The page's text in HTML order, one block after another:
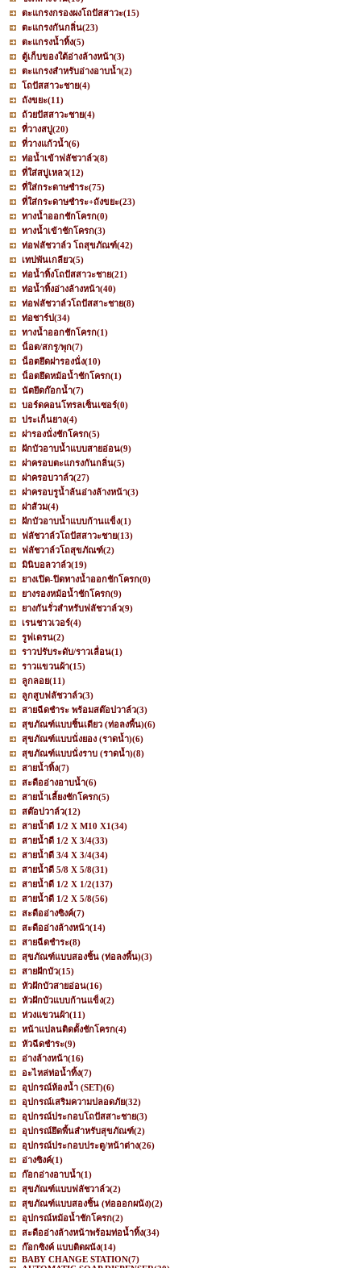
ตะแกรงกรองผงโถปัสสาวะ(15)
ตะแกรงกันกลิ่น(23)
ตะแกรงน้ำทิ้ง(5)
ตู้เก็บของใต้อ่างล้างหน้า(3)
ตะแกรงสำหรับอ่างอาบน้ำ(2)
โถปัสสาวะชาย(4)
ถังขยะ(11)
ถ้วยปัสสาวะชาย(4)
ที่วางสบู่(20)
ที่วางแก้วน้ำ(6)
ท่อน้ำเข้าฟลัชวาล์ว(8)
ที่ใส่สบู่เหลว(12)
ที่ใส่กระดาษชำระ(75)
ที่ใส่กระดาษชำระ+ถังขยะ(23)
ทางน้ำออกชักโครก(0)
ทางน้ำเข้าชักโครก(3)
ท่อฟลัชวาล์ว โถสุขภัณฑ์(42)
เทปพันเกลียว(5)
ท่อน้ำทิ้งโถปัสสาวะชาย(21)
ท่อน้ำทิ้งอ่างล้างหน้า(40)
ท่อฟลัชวาล์วโถปัสสาะชาย(8)
ท่อชาร์ป(34)
ทางน้ำออกชักโครก(1)
น็อต/สกรู/พุก(7)
น็อตยึดฝารองนั่ง(10)
น็อตยึดหม้อน้ำชักโครก(1)
นัตยึดก๊อกน้ำ(7)
บอร์ดคอนโทรลเซ็นเซอร์(0)
ประเก็นยาง(4)
ฝารองนั่งชักโครก(5)
ฝักบัวอาบน้ำแบบสายอ่อน(9)
ฝาครอบตะแกรงกันกลิ่น(5)
ฝาครอบวาล์ว(27)
ฝาครอบรูน้ำล้นอ่างล้างหน้า(3)
ฝาส้วม(4)
ฝักบัวอาบน้ำแบบก้านแข็ง(1)
ฟลัชวาล์วโถปัสสาวะชาย(13)
ฟลัชวาล์วโถสุขภัณฑ์(2)
มินิบอลวาล์ว(19)
ยางเปิด-ปิดทางน้ำออกชักโครก(0)
ยางรองหม้อน้ำชักโครก(9)
ยางกันรั่วสำหรับฟลัชวาล์ว(9)
เรนชาวเวอร์(4)
รูฟเดรน(2)
ราวปรับระดับ/ราวเลื่อน(1)
ราวแขวนผ้า(15)
ลูกลอย(11)
ลูกสูบฟลัชวาล์ว(3)
สายฉีดชำระ พร้อมสต๊อปวาล์ว(3)
สุขภัณฑ์แบบชิ้นเดียว (ท่อลงพื้น)(6)
สุขภัณฑ์แบบนั่งยอง (ราดน้ำ)(6)
สุขภัณฑ์แบบนั่งราบ (ราดน้ำ)(8)
สายน้ำทิ้ง(7)
สะดืออ่างอาบน้ำ(6)
สายน้ำเลี้ยงชักโครก(5)
สต๊อปวาล์ว(12)
สายน้ำดี 1/2 X M10 X1(34)
สายน้ำดี 1/2 X 3/4(33)
สายน้ำดี 3/4 X 3/4(34)
สายน้ำดี 5/8 X 5/8(31)
สายน้ำดี 1/2 X 1/2(137)
สายน้ำดี 1/2 X 5/8(56)
สะดืออ่างซิงค์(7)
สะดืออ่างล้างหน้า(14)
สายฉีดชำระ(8)
สุขภัณฑ์แบบสองชิ้น (ท่อลงพื้น)(3)
สายฝักบัว(15)
หัวฝักบัวสายอ่อน(16)
หัวฝักบัวแบบก้านแข็ง(2)
ห่วงแขวนผ้า(11)
หน้าแปลนติดตั้งชักโครก(4)
หัวฉีดชำระ(9)
อ่างล้างหน้า(16)
อะไหล่ท่อน้ำทิ้ง(7)
อุปกรณ์ห้องน้ำ (SET)(6)
อุปกรณ์เสริมความปลอดภัย(32)
อุปกรณ์ประกอบโถปัสสาะชาย(3)
อุปกรณ์ยึดพื้นสำหรับสุขภัณฑ์(2)
อุปกรณ์ประกอบประตู/หน้าต่าง(26)
อ่างซิงค์(1)
ก๊อกอ่างอาบน้ำ(1)
สุขภัณฑ์แบบฟลัชวาล์ว(2)
สุขภัณฑ์แบบสองชิ้น (ท่อออกผนัง)(2)
อุปกรณ์หม้อน้ำชักโครก(2)
สะดืออ่างล้างหน้าพร้อมท่อน้ำทิ้ง(34)
ก๊อกซิงค์ แบบติดผนัง(14)
BABY CHANGE STATION(7)